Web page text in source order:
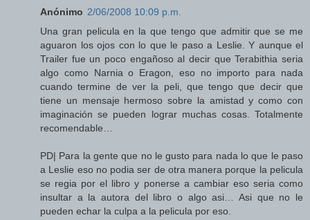
Anónimo 2/06/2008 10:09 p.m.
Una gran pelicula en la que tengo que admitir que se me
aguaron los ojos con lo que le paso a Leslie. Y aunque el
Trailer fue un poco engañoso al decir que Terabithia seria
algo como Narnia o Eragon, eso no importo para nada
cuando termine de ver la peli, que tengo que decir que
tiene un mensaje hermoso sobre la amistad y como con
imaginación se pueden lograr muchas cosas. Totalmente
recomendable…
PD| Para la gente que no le gusto para nada lo que le paso
a Leslie eso no podia ser de otra manera porque la pelicula
se regia por el libro y ponerse a cambiar eso seria como
insultar a la autora del libro o algo asi… Asi que no le
pueden echar la culpa a la pelicula por eso.